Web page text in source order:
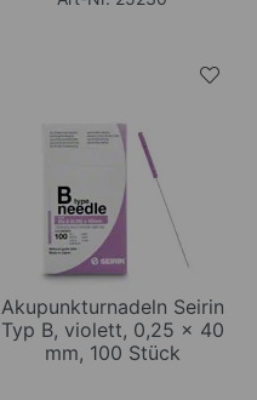
Akupunkturnadeln Seirin
Typ B, violett, 0,25 x 40
mm, 100 Stück